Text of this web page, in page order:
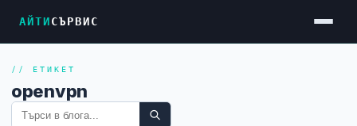
АЙТИСЪРВИС
Услуги
Достъп до Интернет
// ЕТИКЕТ
openvpn